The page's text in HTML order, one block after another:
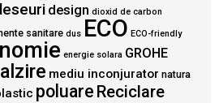
design dioxid de carbon
sanitare dus ECO ECO-friendly
energie solara GROHE
mediu inconjurator natura
poluare Reciclare